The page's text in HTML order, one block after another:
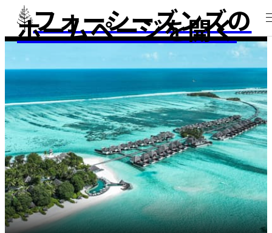
フォーシーズンズの
ホームページを開く